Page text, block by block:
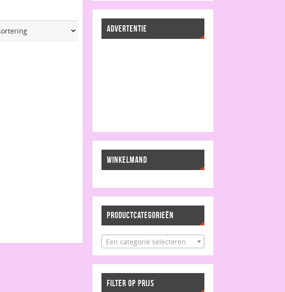
ADVERTENTIE
WINKELMAND
PRODUCTCATEGORIEËN
Een categorie selecteren
FILTER OP PRIJS